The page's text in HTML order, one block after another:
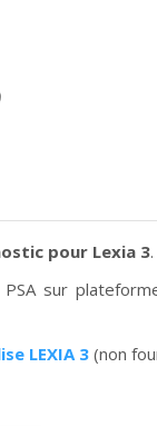
pour Lexia 3.
sur
LEXIA 3 (non